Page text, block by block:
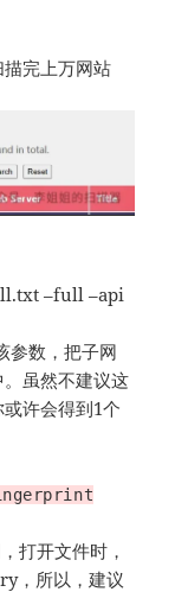
完上万网站
–full –api
数，把子网
虽然不建议这
许会得到1个
打开文件时，
，所以，建议